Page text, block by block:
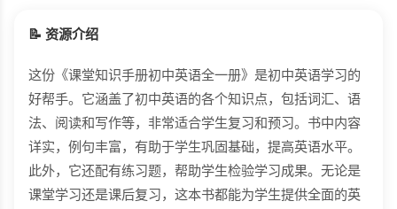
📝 资源介绍
这份《课堂知识手册初中英语全一册》是初中英语学习的
好帮手。它涵盖了初中英语的各个知识点，包括词汇、语
法、阅读和写作等，非常适合学生复习和预习。书中内容
详实，例句丰富，有助于学生巩固基础，提高英语水平。
此外，它还配有练习题，帮助学生检验学习成果。无论是
课堂学习还是课后复习，这本书都能为学生提供全面的英